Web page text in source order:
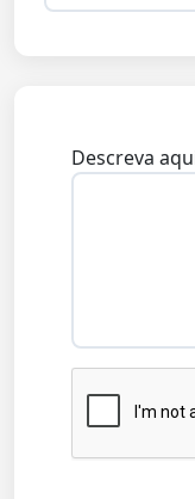
Descreva